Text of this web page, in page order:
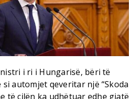
i ri i Hungarisë, bëri të
automjet qeveritar një “Skoda
të cilën ka udhëtuar edhe gjatë